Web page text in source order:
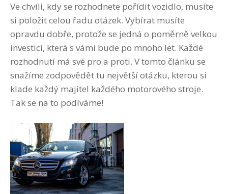
Ve chvíli, kdy se rozhodnete pořídit vozidlo, musíte
si položit celou řadu otázek. Vybírat musíte
opravdu dobře, protože se jedná o poměrně velkou
investici, která s vámi bude po mnoho let. Každé
rozhodnutí má své pro a proti. V tomto článku se
snažíme zodpovědět tu největší otázku, kterou si
klade každý majitel každého motorového stroje.
Tak se na to podíváme!